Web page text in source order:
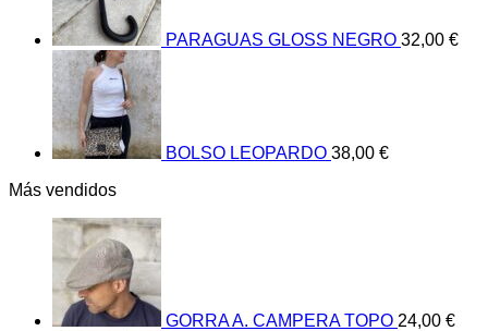
PARAGUAS GLOSS NEGRO 32,00 €
BOLSO LEOPARDO 38,00 €
Más vendidos
GORRA A. CAMPERA TOPO 24,00 €